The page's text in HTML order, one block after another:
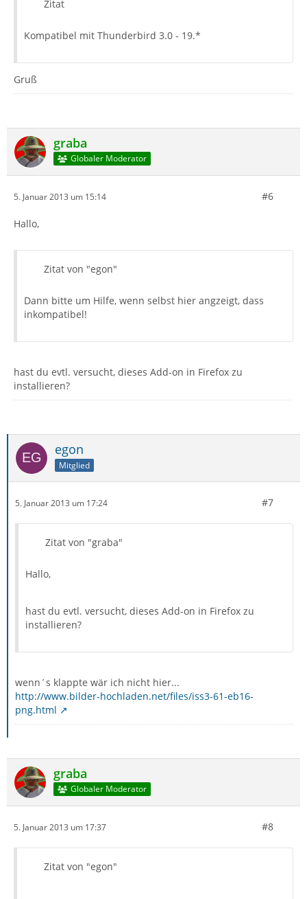
Zitat
Kompatibel mit Thunderbird 3.0 - 19.*
Gruß
graba
Globaler Moderator
5. Januar 2013 um 15:14 #6
Hallo,
Zitat von "egon"
Dann bitte um Hilfe, wenn selbst hier angzeigt, dass
inkompatibel!
hast du evtl. versucht, dieses Add-on in Firefox zu
installieren?
egon
Mitglied
5. Januar 2013 um 17:24 #7
Zitat von "graba"
Hallo,
hast du evtl. versucht, dieses Add-on in Firefox zu
installieren?
wenn´s klappte wär ich nicht hier...
http://www.bilder-hochladen.net/files/iss3-61-eb16-
png.html
graba
Globaler Moderator
5. Januar 2013 um 17:37 #8
Zitat von "egon"